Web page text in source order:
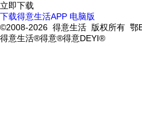
立即下载
下载得意生活APP 电脑版
©2008-2026 得意生活 版权所有 鄂
得意生活®得意®得意DEYI®